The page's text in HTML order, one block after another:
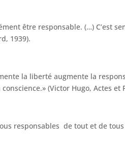
être responsable. (…) C’est
1939).
la liberté augmente la
(Victor Hugo, Actes et
responsables de tout et de